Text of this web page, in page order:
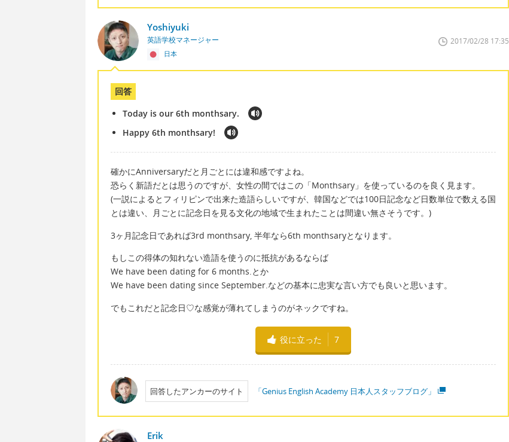
Yoshiyuki
英語学校マネージャー
日本
2017/02/28 17:35
回答
Today is our 6th monthsary.
Happy 6th monthsary!
確かにAnniversaryだと月ごとには違和感ですよね。
恐らく新語だとは思うのですが、女性の間ではこの「Monthsary」を使っているのを良く見ます。
(一説によるとフィリピンで出来た造語らしいですが、韓国などでは100日記念など日数単位で数える国
とは違い、月ごとに記念日を見る文化の地域で生まれたことは間違い無さそうです。)
3ヶ月記念日であれば3rd monthsary, 半年なら6th monthsaryとなります。
もしこの得体の知れない造語を使うのに抵抗があるならば
We have been dating for 6 months.とか
We have been dating since September.などの基本に忠実な言い方でも良いと思います。
でもこれだと記念日♡な感覚が薄れてしまうのがネックですね。
役に立った 7
回答したアンカーのサイト 「Genius English Academy 日本人スタッフブログ」
Erik